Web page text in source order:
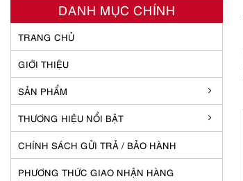
DANH MỤC CHÍNH
TRANG CHỦ
GIỚI THIỆU
SẢN PHẨM
THƯƠNG HIỆU NỔI BẬT
CHÍNH SÁCH GỬI TRẢ / BẢO HÀNH
PHƯƠNG THỨC GIAO NHẬN HÀNG